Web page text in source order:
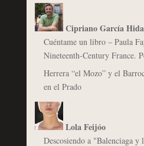
Cipriano García
Cuéntame un libro – Paula
Nineteenth-Century France.
Herrera “el Mozo” y el
en el Prado
Lola Feijóo
Descosiendo a "Balenciaga y